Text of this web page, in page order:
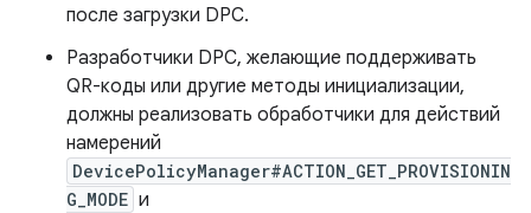
после загрузки DPC.
Разработчики DPC, желающие поддерживать
QR-коды или другие методы инициализации,
должны реализовать обработчики для действий
намерений
DevicePolicyManager#ACTION_GET_PROVISIONIN
G_MODE и